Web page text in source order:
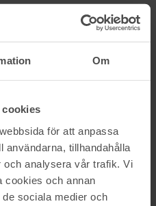
Om
cookies
för att anpassa
användarna, tillhandahålla
analysera vår trafik. Vi
cookies och annan
sociala medier och
med
inte är vårdnadshavare?